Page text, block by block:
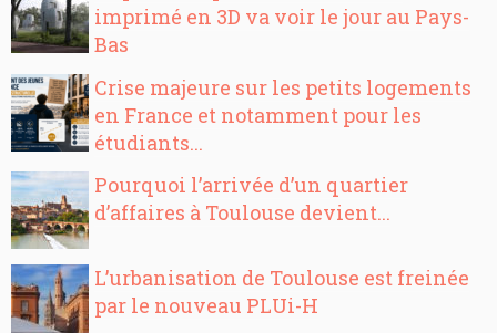
imprimé en 3D va voir le jour au Pays-
Bas
Crise majeure sur les petits logements
en France et notamment pour les
étudiants...
Pourquoi l’arrivée d’un quartier
d’affaires à Toulouse devient...
L’urbanisation de Toulouse est freinée
par le nouveau PLUi-H